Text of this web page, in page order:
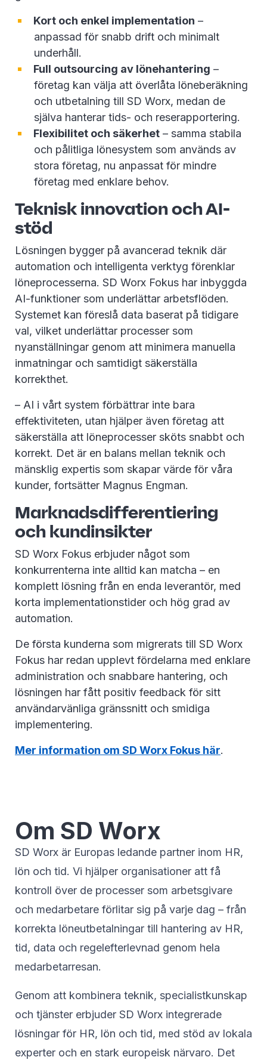
Kort och enkel implementation –
anpassad för snabb drift och minimalt
underhåll.
Full outsourcing av lönehantering –
företag kan välja att överlåta löneberäkning
och utbetalning till SD Worx, medan de
själva hanterar tids- och reserapportering.
Flexibilitet och säkerhet – samma stabila
och pålitliga lönesystem som används av
stora företag, nu anpassat för mindre
företag med enklare behov.
Teknisk innovation och AI-
stöd
Lösningen bygger på avancerad teknik där
automation och intelligenta verktyg förenklar
löneprocesserna. SD Worx Fokus har inbyggda
AI-funktioner som underlättar arbetsflöden.
Systemet kan föreslå data baserat på tidigare
val, vilket underlättar processer som
nyanställningar genom att minimera manuella
inmatningar och samtidigt säkerställa
korrekthet.
– AI i vårt system förbättrar inte bara
effektiviteten, utan hjälper även företag att
säkerställa att löneprocesser sköts snabbt och
korrekt. Det är en balans mellan teknik och
mänsklig expertis som skapar värde för våra
kunder, fortsätter Magnus Engman.
Marknadsdifferentiering
och kundinsikter
SD Worx Fokus erbjuder något som
konkurrenterna inte alltid kan matcha – en
komplett lösning från en enda leverantör, med
korta implementationstider och hög grad av
automation.
De första kunderna som migrerats till SD Worx
Fokus har redan upplevt fördelarna med enklare
administration och snabbare hantering, och
lösningen har fått positiv feedback för sitt
användarvänliga gränssnitt och smidiga
implementering.
Mer information om SD Worx Fokus här.
Om SD Worx
SD Worx är Europas ledande partner inom HR,
lön och tid. Vi hjälper organisationer att få
kontroll över de processer som arbetsgivare
och medarbetare förlitar sig på varje dag – från
korrekta löneutbetalningar till hantering av HR,
tid, data och regelefterlevnad genom hela
medarbetarresan.
Genom att kombinera teknik, specialistkunskap
och tjänster erbjuder SD Worx integrerade
lösningar för HR, lön och tid, med stöd av lokala
experter och en stark europeisk närvaro. Det